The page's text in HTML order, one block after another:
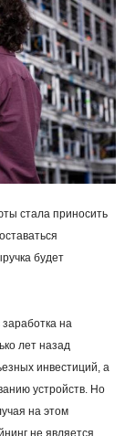
стала приносить
будет
на
лет назад
инвестиций, а
устройств. Но
на этом